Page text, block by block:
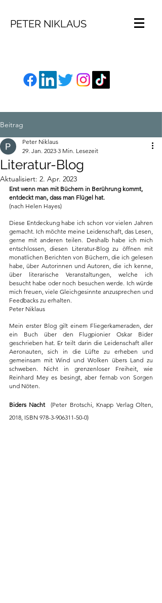
PETER NIKLAUS
Beitrag
Literatur-Blog
Peter Niklaus
29. Jan. 2023 3 Min. Lesezeit
Aktualisiert: 2. Apr. 2023
Erst wenn man mit Büchern in Berührung kommt,
entdeckt man, dass man Flügel hat.
(nach Helen Hayes)
Diese Entdeckung habe ich schon vor vielen Jahren
gemacht. Ich möchte meine Leidenschaft, das Lesen,
gerne mit anderen teilen. Deshalb habe ich mich
entschlossen, diesen Literatur-Blog zu öffnen mit
monatlichen Berichten von Büchern, die ich gelesen
habe, über Autorinnen und Autoren, die ich kenne,
über literarische Veranstaltungen, welche ich
besucht habe oder noch besuchen werde. Ich würde
mich freuen, viele Gleichgesinnte anzusprechen und
Feedbacks zu erhalten.
Peter Niklaus
Mein erster Blog gilt einem Fliegerkameraden, der
ein Buch über den Flugpionier Oskar Bider
geschrieben hat. Er teilt darin die Leidenschaft aller
Aeronauten, sich in die Lüfte zu erheben und
gemeinsam mit Wind und Wolken übers Land zu
schweben. Nicht in grenzenloser Freiheit, wie
Reinhard Mey es besingt, aber fernab von Sorgen
und Nöten.
Biders Nacht
  (Peter Brotschi, Knapp Verlag Olten,
2018, ISBN 978-3-906311-50-0)